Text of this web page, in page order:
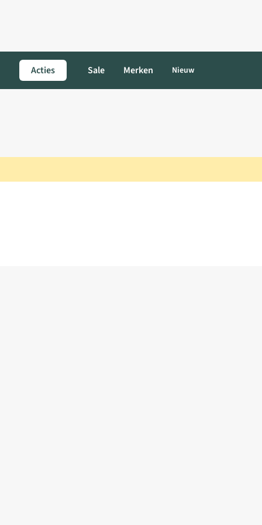
Acties Sale Merken Nieuw